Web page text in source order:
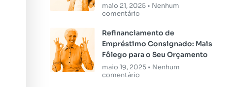
maio 21, 2025
Nenhum
comentário
Refinanciamento de
Empréstimo Consignado: Mais
Fôlego para o Seu Orçamento
maio 19, 2025
Nenhum
comentário